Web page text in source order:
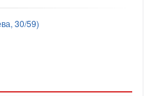
30/59)